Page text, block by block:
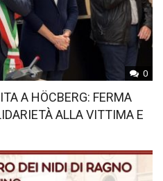
0
A HÖCBERG: FERMA
ALLA VITTIMA E